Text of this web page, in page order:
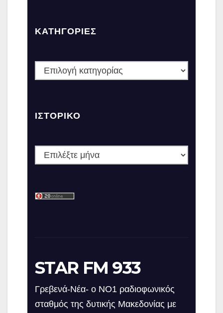
ΚΑΤΗΓΟΡΙΕΣ
ΚΑΤΗΓΟΡΙΕΣ
ΙΣΤΟΡΙΚΌ
Ιστορικό
STAR FM 933
Γρεβενά-Νέα- ο ΝΟ1 ραδιοφωνικός
σταθμός της δυτικής Μακεδονίας με